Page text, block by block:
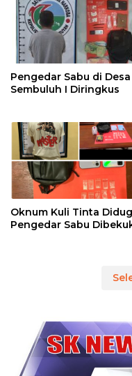
Pengedar Sabu di Desa
Sembuluh I Diringkus
Oknum Kuli Tinta
Pengedar Sabu